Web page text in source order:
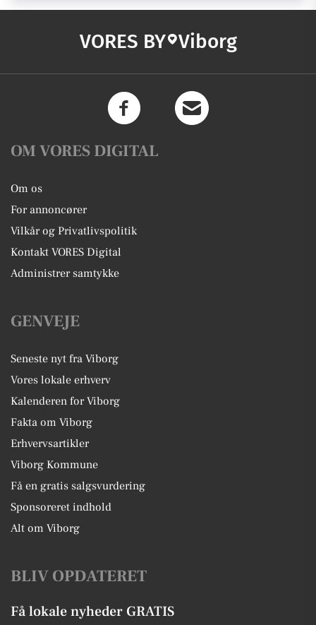
VORES BY Viborg
OM VORES DIGITAL
Om os
For annoncører
Vilkår og Privatlivspolitik
Kontakt VORES Digital
Administrer samtykke
GENVEJE
Seneste nyt fra Viborg
Vores lokale erhverv
Kalenderen for Viborg
Fakta om Viborg
Erhvervsartikler
Viborg Kommune
Få en gratis salgsvurdering
Sponsoreret indhold
Alt om Viborg
BLIV OPDATERET
Få lokale nyheder GRATIS